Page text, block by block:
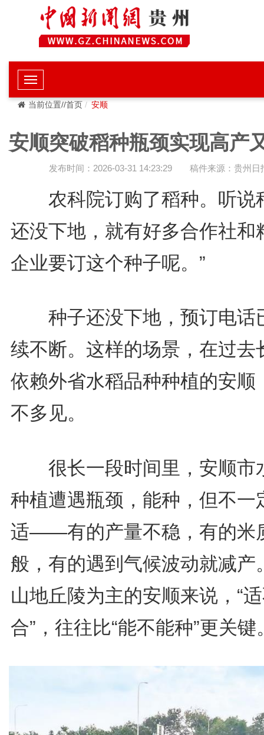
当前位置//首页 安顺
安顺突破稻种瓶颈实现高产
发布时间：2026-03-31 14:23:29 稿件来源：贵州日
农科院订购了稻种。听说
还没下地，就有好多合作社和
企业要订这个种子呢。”
种子还没下地，预订电话
续不断。这样的场景，在过去
依赖外省水稻品种种植的安顺
不多见。
很长一段时间里，安顺市
种植遭遇瓶颈，能种，但不一
适——有的产量不稳，有的米
般，有的遇到气候波动就减产
山地丘陵为主的安顺来说，“
合”，往往比“能不能种”更关键